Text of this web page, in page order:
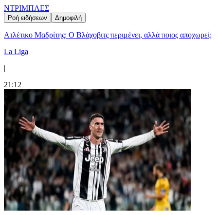
ΝΤΡΙΜΠΛΕΣ
Ροή ειδήσεων Δημοφιλή
Ατλέτικο Μαδρίτης: Ο Βλάχοβιτς περιμένει, αλλά ποιος αποχωρεί;
La Liga
|
21:12